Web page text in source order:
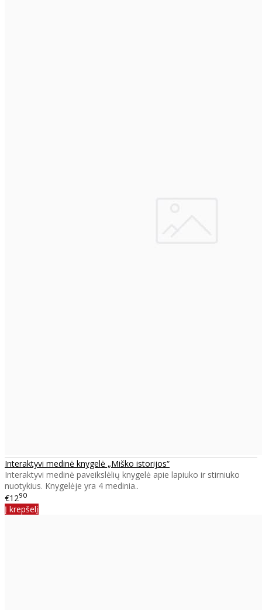
Interaktyvi medinė knygelė „Miško istorijos“
Interaktyvi medinė paveikslėlių knygelė apie lapiuko ir stirniuko
nuotykius. Knygelėje yra 4 medinia..
€1290
Į krepšelį